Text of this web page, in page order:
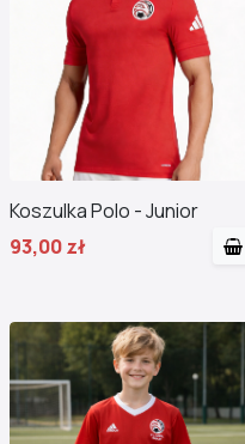
Koszulka Polo - Junior
93,00 zł